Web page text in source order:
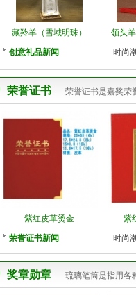
藏羚羊（雪域明珠） 领头
创意礼品新闻
时尚
荣誉证书 荣誉证书是嘉奖荣
紫红皮革烫金 紫
荣誉证书新闻
时尚
奖章勋章 琉璃笔筒是指用各